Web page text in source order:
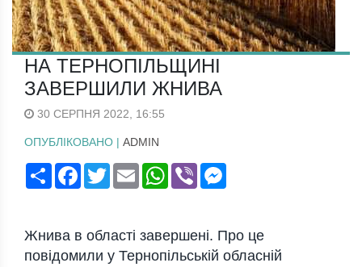
НА ТЕРНОПІЛЬЩИНІ
ЗАВЕРШИЛИ ЖНИВА
30 СЕРПНЯ 2022, 16:55
ОПУБЛІКОВАНО | ADMIN
ПоширитиFacebook
TwitterEmail WhatsApp
Viber
Жнива в області завершені. Про це
повідомили у Тернопільській обласній